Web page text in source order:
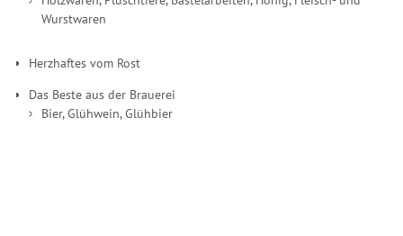
Wurstwaren
Herzhaftes vom Rost
Das Beste aus der Brauerei
Bier, Glühwein, Glühbier